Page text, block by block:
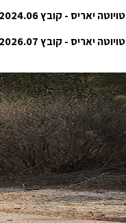
טויוטה יאריס - קובץ 2024.06 מפרט טכני מלא להורדה
טויוטה יאריס - קובץ 2026.07 מפרט טכני מלא להורדה